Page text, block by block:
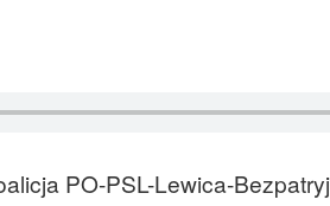
PO-PSL-Lewica-